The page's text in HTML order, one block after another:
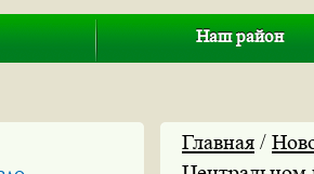
Наш район
Главная /